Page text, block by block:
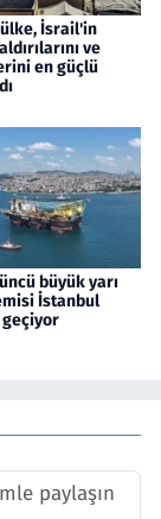
İsrail'in
ve
en güçlü
büyük yarı
İstanbul
geçiyor